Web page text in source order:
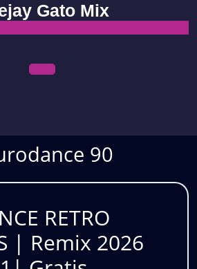
Gato Mix
90
RETRO
| Remix 2026